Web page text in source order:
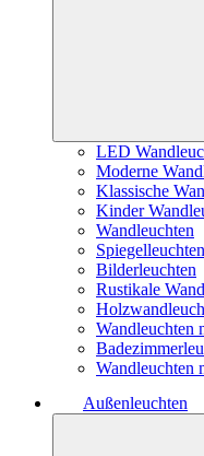
LED
Moderne
Klassische
Kinder
Wandleuchten
Spiegelleuchten
Bilderleuchten
Rustikale
Wandleuchten
Wandleuchten
Außenleuchten